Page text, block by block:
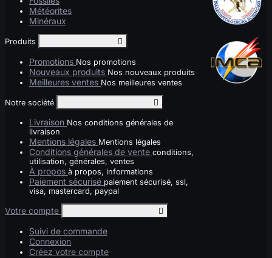
Météorites
Minéraux
Produits 
Promotions Nos promotions
Nouveaux produits Nos nouveaux produits
Meilleures ventes Nos meilleures ventes
Notre société 
Livraison Nos conditions générales de
livraison
Mentions légales Mentions légales
Conditions générales de vente conditions,
utilisation, générales, ventes
À propos à propos, informations
Paiement sécurisé paiement sécurisé, ssl,
visa, mastercard, paypal
Votre compte 
Suivi de commande
Connexion
Créez votre compte